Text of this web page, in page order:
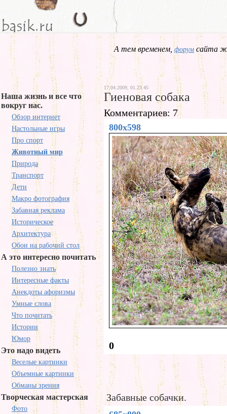
А тем временем,форум сайта
Наша жизнь и все что
вокруг нас.
Обзор интернет
Настольные игры
Про спорт
Животный мир
Природа
Транспорт
Дети
Макро фотография
Забавная реклама
Историческое
Архитектура
Обои на рабочий стол
А это интересно почитать
Полезно знать
Интересные факты
Анекдоты афоризмы
Умные слова
Что почитать
Истории
Юмор
Это надо видеть
Веселые картинки
Объемные картинки
Обманы зрения
Творческая мастерская
Фото
17.04.2009, 01.23.45
Гиеновая собака
Комментариев: 7
800x598
0
Забавные собачки.